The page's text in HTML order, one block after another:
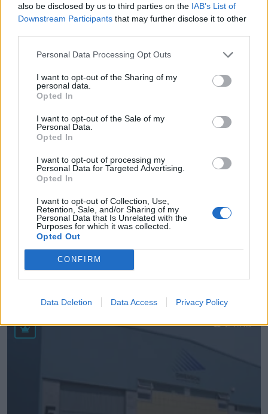
also be disclosed by us to third parties on the IAB’s List of
Downstream Participants that may further disclose it to other
Personal Data Processing Opt Outs
I want to opt-out of the Sharing of my
personal data.
Opted In
I want to opt-out of the Sale of my
Personal Data.
Opted In
I want to opt-out of processing my
Personal Data for Targeted Advertising.
Opted In
I want to opt-out of Collection, Use,
Retention, Sale, and/or Sharing of my
Personal Data that Is Unrelated with the
Purposes for which it was collected.
Opted Out
CONFIRM
Data Deletion Data Access Privacy Policy
Ayuntamiento de Langreo
Sama - Langreo (Asturias)
Ver más
Coelan Electricistas Langreanos, S.L.
La Felguera - Langreo (Asturias)
Ver más
24.115